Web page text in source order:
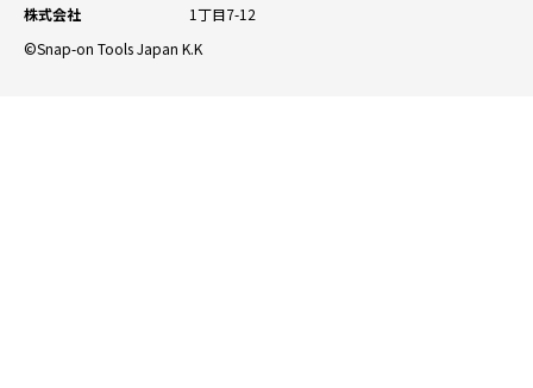
株式会社
1丁目7-12
©Snap-on Tools Japan K.K